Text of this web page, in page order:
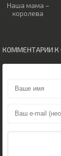
Наша мама –
королева
КОММЕНТАРИИ К